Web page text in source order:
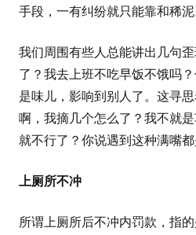
手段，一有纠纷就只能靠和稀泥
我们周围有些人总能讲出几句
了？我去上班不吃早饭不饿吗
是味儿，影响到别人了。这寻
啊，我摘几个怎么了？我不就
就不行了？你说遇到这种满嘴
上厕所不冲
所谓上厕所后不冲内罚款，指